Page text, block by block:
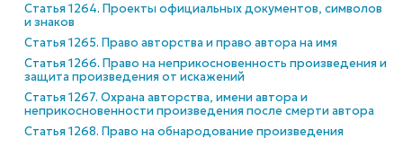
Статья 1264. Проекты официальных документов, символов
и знаков
Статья 1265. Право авторства и право автора на имя
Статья 1266. Право на неприкосновенность произведения и
защита произведения от искажений
Статья 1267. Охрана авторства, имени автора и
неприкосновенности произведения после смерти автора
Статья 1268. Право на обнародование произведения